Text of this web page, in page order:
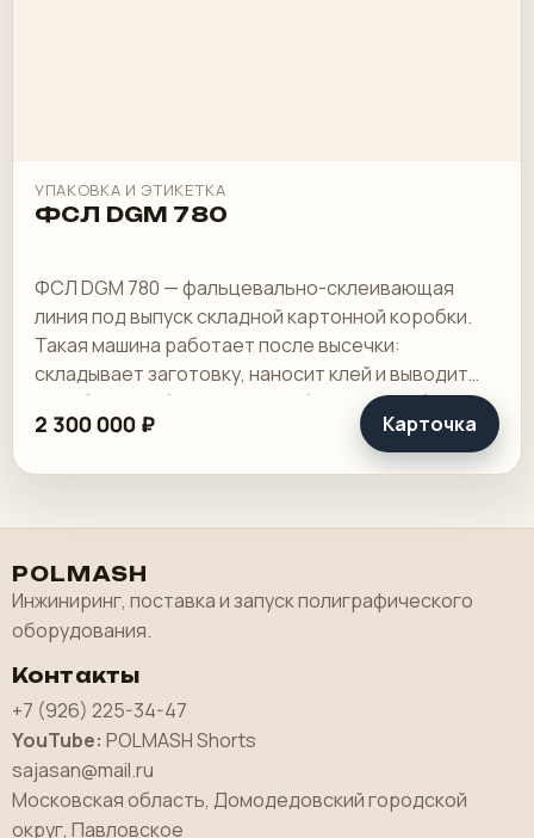
УПАКОВКА И ЭТИКЕТКА
ФСЛ DGM 780
ФСЛ DGM 780 — фальцевально-склеивающая
линия под выпуск складной картонной коробки.
Такая машина работает после высечки:
складывает заготовку, наносит клей и выводит
коробку в стабильный поток без ручной сборки.
Рабочая.
2 300 000 ₽ Карточка
POLMASH
Инжиниринг, поставка и запуск полиграфического
оборудования.
Контакты
+7 (926) 225-34-47
YouTube: POLMASH Shorts
sajasan@mail.ru
Московская область, Домодедовский городской
округ, Павловское